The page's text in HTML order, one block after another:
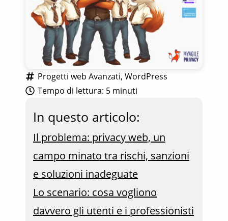
Progetti web Avanzati WordPress
Tempo di lettura: 5 minuti
In questo articolo:
Il problema: privacy web, un
campo minato tra rischi, sanzioni
e soluzioni inadeguate
Lo scenario: cosa vogliono
davvero gli utenti e i professionisti